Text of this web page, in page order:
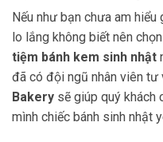
Nếu như bạn chưa am
lo lắng không biết nên
tiệm bánh kem sinh nhật
đã có đội ngũ nhân viên tư
Bakery sẽ giúp quý khách
mình chiếc bánh sinh nhật